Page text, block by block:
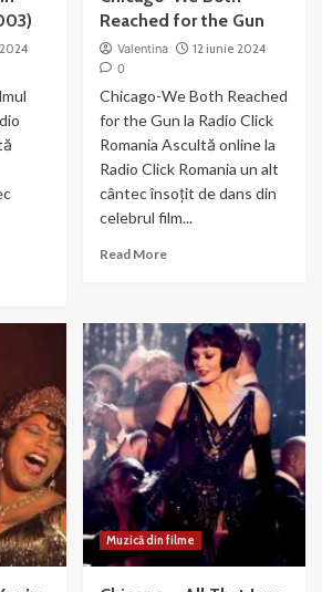
Reached for the Gun
Valentina
12 iunie 2024
0
Chicago-We Both Reached
for the Gun la Radio Click
Romania Ascultă online la
Radio Click Romania un alt
cântec însoțit de dans din
celebrul film...
Read MoreRead
We
Both
Reached
for
the
Gun
Muzică din filme